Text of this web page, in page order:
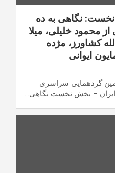
نگاهی به ده
محمود خلیلی، میلا
کشاورز، مژده
ایوانی
گردهمایی سراسری
ایران – بخش نخست نگاهی…